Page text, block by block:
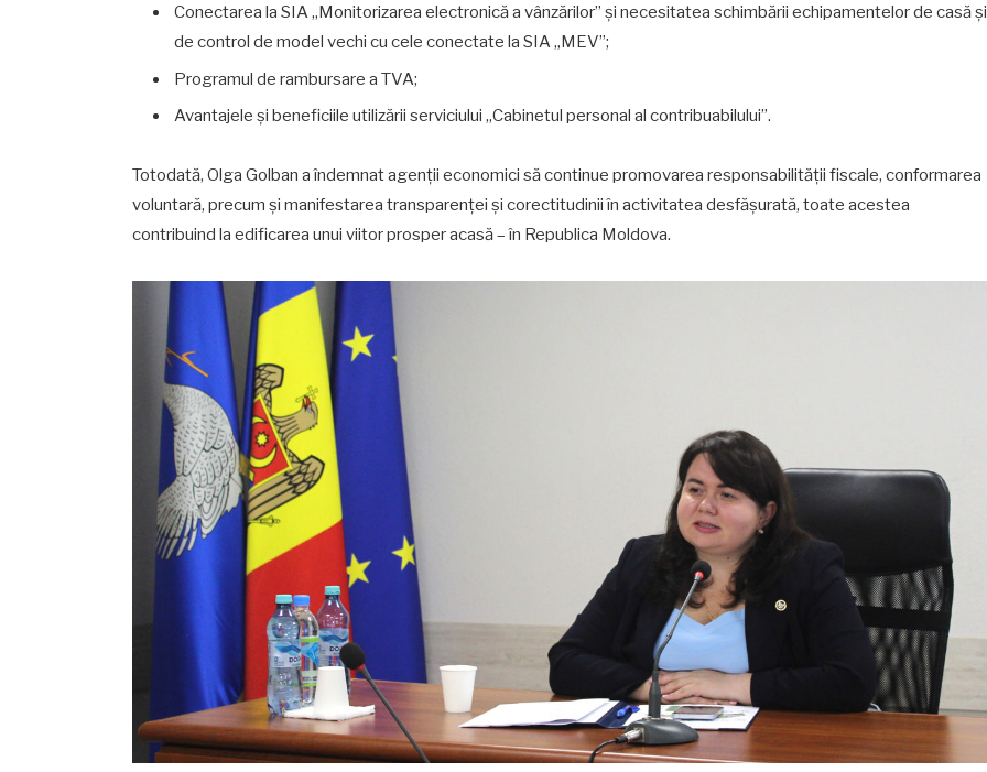
Conectarea la SIA „Monitorizarea electronică a vânzărilor” și necesitatea schimbării echipamentelor de casă și
de control de model vechi cu cele conectate la SIA „MEV”;
Programul de rambursare a TVA;
Avantajele și beneficiile utilizării serviciului „Cabinetul personal al contribuabilului”.
Totodată, Olga Golban a îndemnat agenții economici să continue promovarea responsabilității fiscale, conformarea
voluntară, precum și manifestarea transparenței și corectitudinii în activitatea desfășurată, toate acestea
contribuind la edificarea unui viitor prosper acasă – în Republica Moldova.